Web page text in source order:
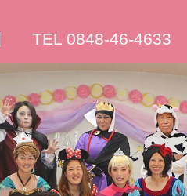
新
高
山
め
TEL 0848-46-4633